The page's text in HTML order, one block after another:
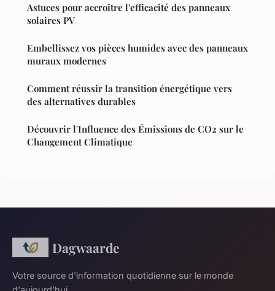
Astuces pour accroître l'efficacité des panneaux
solaires PV
Embellissez vos pièces humides avec des panneaux
muraux modernes
Comment réussir la transition énergétique vers
des alternatives durables
Découvrir l'Influence des Émissions de CO2 sur le
Changement Climatique
Dagwaarde
Votre source d'information quotidienne sur le monde